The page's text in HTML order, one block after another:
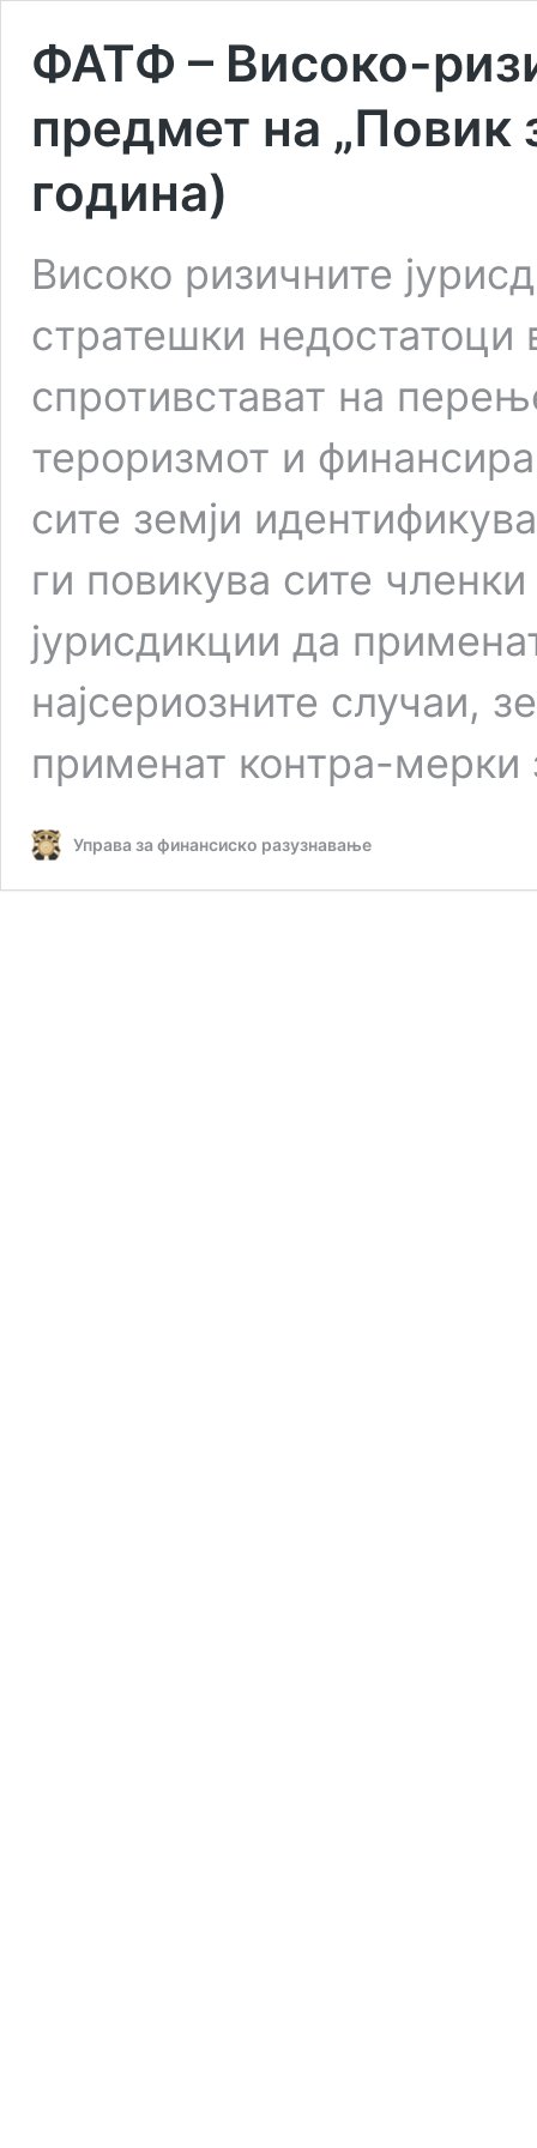
ФАТФ – Високо-
предмет на „Повик
година)
Високо ризичните
стратешки
спротивстават на
тероризмот и
сите земји
ги повикува сите
јурисдикции да
најсериозните случаи,
применат контра-
Управа за финансиско разузнавање